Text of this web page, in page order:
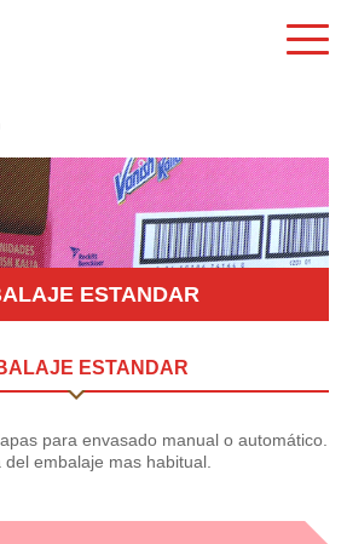
ESTANDAR
ESTANDAR
para envasado manual o automático.
del embalaje mas habitual.